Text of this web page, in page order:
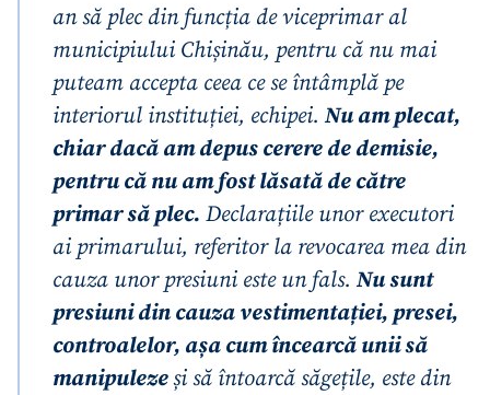
an să plec din funcția de viceprimar al
municipiului Chișinău, pentru că nu mai
puteam accepta ceea ce se întâmplă pe
interiorul instituției, echipei.Nu am plecat,
chiar dacă am depus cerere de demisie,
pentru că nu am fost lăsată de către
primar să plec. Declarațiile unor executori
ai primarului, referitor la revocarea mea din
cauza unor presiuni este un fals.Nu sunt
presiuni din cauza vestimentației, presei,
controalelor, așa cum încearcă unii să
manipulezeși să întoarcă săgețile, este din
Telefon
+ Telefon personal
Am citit și sunt de
acord cu
confidențialitate.